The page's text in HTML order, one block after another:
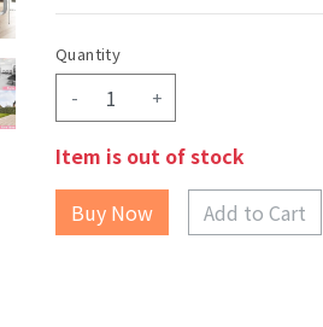
Quantity
- +
Item is out of stock
Add to Cart